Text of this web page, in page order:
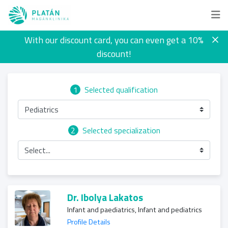
With our discount card, you can even get a 10%
discount!
1 Selected qualification
Pediatrics
2
Selected specialization
Select...
Dr. Ibolya Lakatos
Infant and paediatrics, Infant and pediatrics
Profile Details